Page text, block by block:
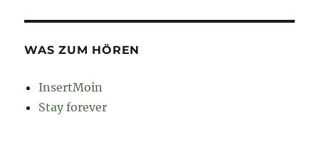
WAS ZUM HÖREN
InsertMoin
Stay forever